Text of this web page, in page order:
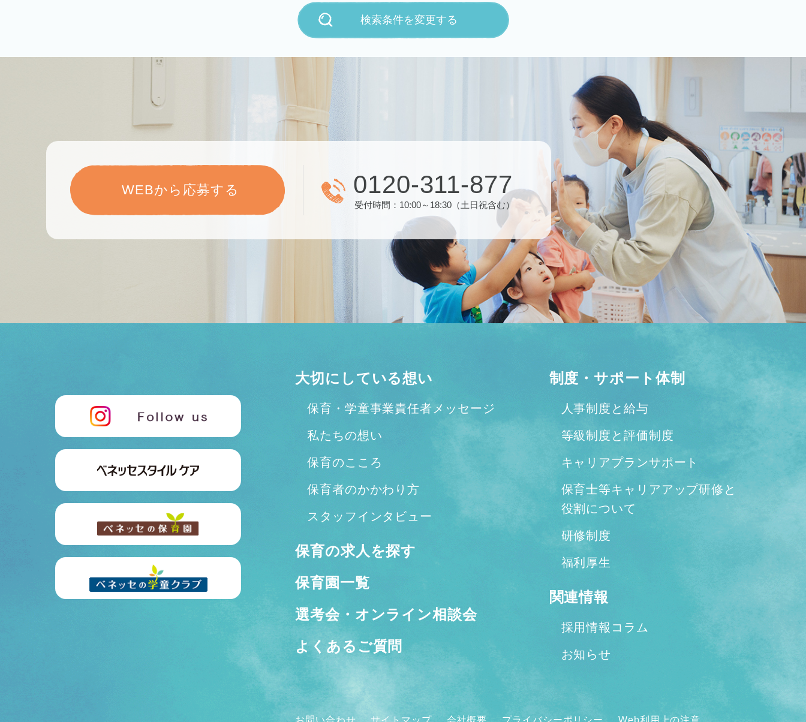
検索条件を変更する
WEBから応募する 0120-311-877
受付時間：10:00～18:30（土日祝含む）
大切にしている想い
保育・学童事業責任者メッセージ
私たちの想い
保育のこころ
保育者のかかわり方
スタッフインタビュー
保育の求人を探す
保育園一覧
選考会・オンライン相談会
よくあるご質問
制度・サポート体制
人事制度と給与
等級制度と評価制度
キャリアプランサポート
保育士等キャリアアップ研修と
役割について
研修制度
福利厚生
関連情報
採用情報コラム
お知らせ
お問い合わせ サイトマップ 会社概要 プライバシーポリシー Web利用上の注意